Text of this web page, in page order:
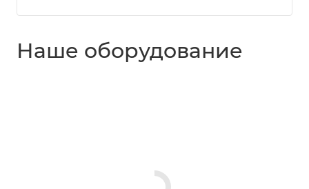
Наше оборудование